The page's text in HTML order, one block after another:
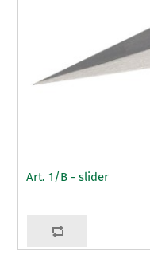
Art. 1/B - slider